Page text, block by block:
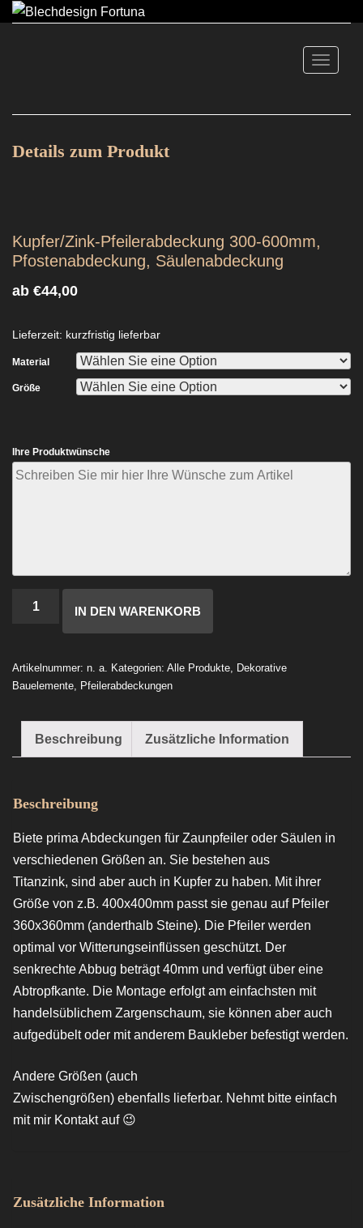
Details zum Produkt
Kupfer/Zink-Pfeilerabdeckung 300-600mm,
Pfostenabdeckung, Säulenabdeckung
ab €44,00
Lieferzeit: kurzfristig lieferbar
Material
Größe
Ihre Produktwünsche
Anzahl
IN DEN WARENKORB
Artikelnummer: n. a. Kategorien: Alle Produkte, Dekorative
Bauelemente, Pfeilerabdeckungen
Beschreibung Zusätzliche Information
Beschreibung
Biete prima Abdeckungen für Zaunpfeiler oder Säulen in
verschiedenen Größen an. Sie bestehen aus
Titanzink, sind aber auch in Kupfer zu haben. Mit ihrer
Größe von z.B. 400x400mm passt sie genau auf Pfeiler
360x360mm (anderthalb Steine). Die Pfeiler werden
optimal vor Witterungseinflüssen geschützt. Der
senkrechte Abbug beträgt 40mm und verfügt über eine
Abtropfkante. Die Montage erfolgt am einfachsten mit
handelsüblichem Zargenschaum, sie können aber auch
aufgedübelt oder mit anderem Baukleber befestigt werden.
Andere Größen (auch
Zwischengrößen) ebenfalls lieferbar. Nehmt bitte einfach
mit mir Kontakt auf 😉
Zusätzliche Information